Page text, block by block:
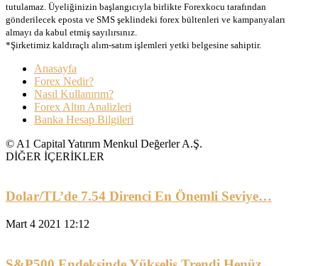
tutulamaz. Üyeliğinizin başlangıcıyla birlikte Forexkocu tarafından
gönderilecek eposta ve SMS şeklindeki forex bültenleri ve kampanyaları
almayı da kabul etmiş sayılırsınız.
*Şirketimiz kaldıraçlı alım-satım işlemleri yetki belgesine sahiptir.
Anasayfa
Forex Nedir?
Nasıl Kullanırım?
Forex Altın Analizleri
Banka Hesap Bilgileri
© A1 Capital Yatırım Menkul Değerler A.Ş.
DİĞER İÇERİKLER
Dolar/TL’de 7.54 Direnci En Önemli Seviye…
Mart 4 2021 12:12